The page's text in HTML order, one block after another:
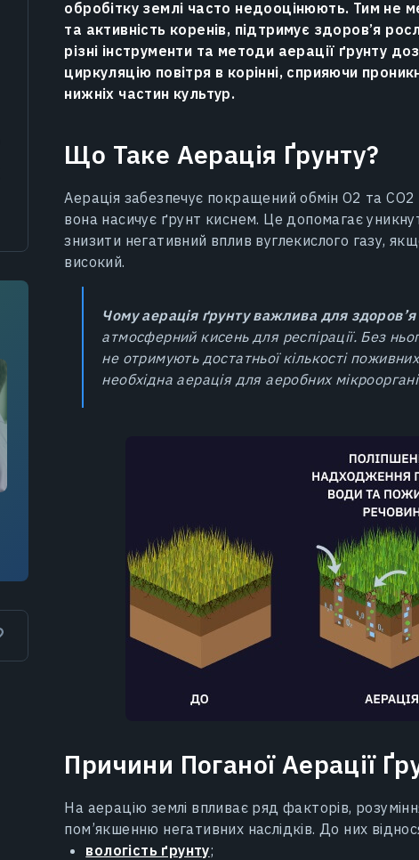
обробітку землі часто недооцінюють. Тим не
та активність коренів, підтримує здоров’я
різні інструменти та методи аерації ґрунту
циркуляцію повітря в корінні, сприяючи
нижніх частин культур.
Що Таке Аерація Ґрунту?
Аерація забезпечує покращений обмін О2 та
вона насичує ґрунт киснем. Це допомагає
знизити негативний вплив вуглекислого газу,
високий.
Чому аерація ґрунту важлива для здоров’я
атмосферний кисень для респірації. Без
не отримують достатньої кількості
необхідна аерація для аеробних
Причини Поганої Аерації
На аерацію землі впливає ряд факторів,
пом’якшенню негативних наслідків. До них
вологість ґрунту;